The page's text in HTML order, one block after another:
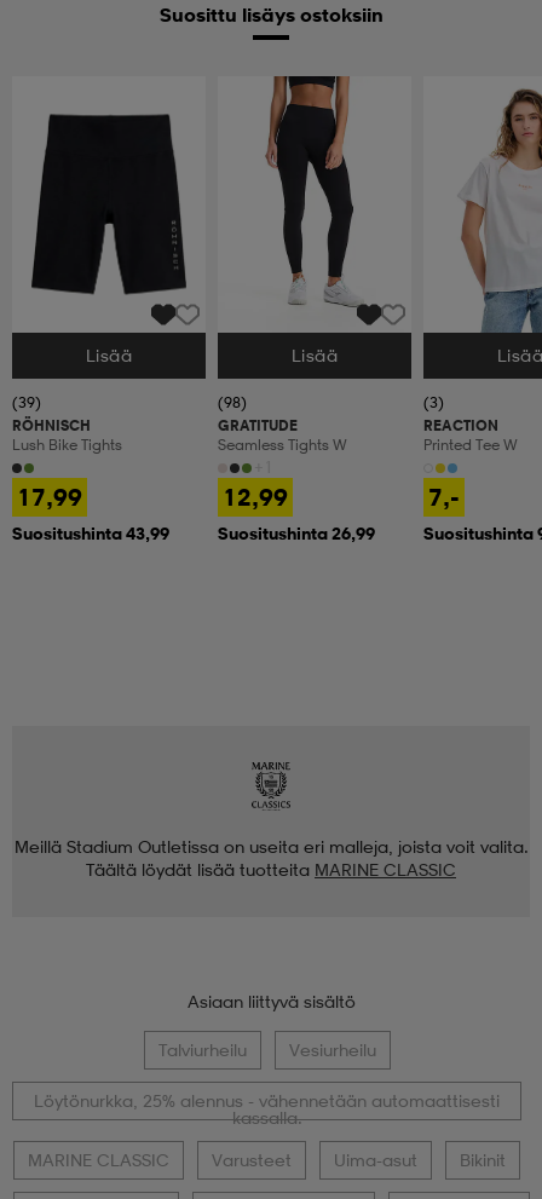
Suosittu lisäys ostoksiin
Valitse Koko
Lisää
(39)
RÖHNISCH
Lush Bike Tights
17,99
Suositushinta 43,99
Valitse Koko
Lisää
(98)
GRATITUDE
Seamless Tights W
12,99
Suositushinta 26,99
Valitse Koko
(3)
REACTION
Printed Tee W
7,-
Suositushinta
Meillä Stadium Outletissa on useita eri malleja, joista voit valita.
Täältä löydät lisää tuotteita MARINE CLASSIC
Asiaan liittyvä sisältö
Talviurheilu Vesiurheilu
Löytönurkka, 25% alennus - vähennetään automaattisesti
kassalla.
MARINE CLASSIC Varusteet Uima-asut Bikinit